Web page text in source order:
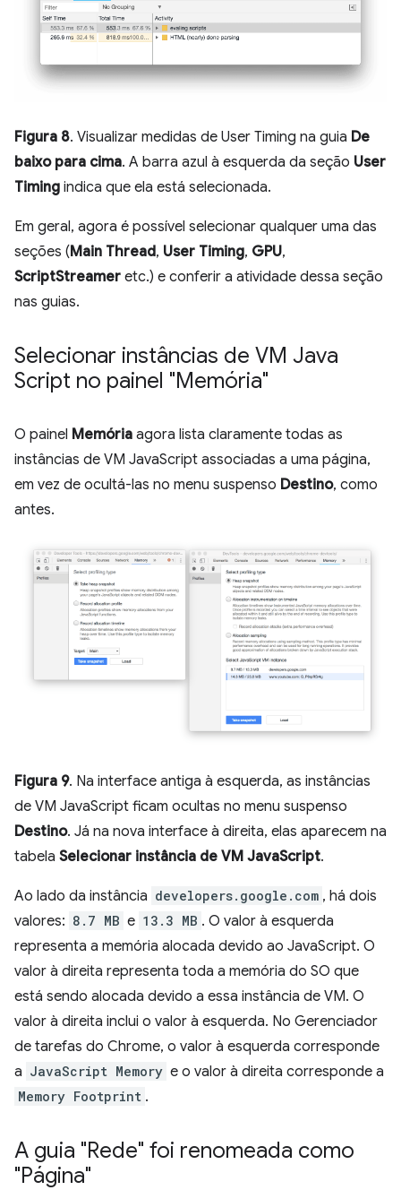
Figura 8. Visualizar medidas de User Timing na guia De
baixo para cima. A barra azul à esquerda da seção User
Timing indica que ela está selecionada.
Em geral, agora é possível selecionar qualquer uma das
seções (Main Thread, User Timing, GPU,
ScriptStreamer etc.) e conferir a atividade dessa seção
nas guias.
Selecionar instâncias de VM Java
Script no painel "Memória"
O painel Memória agora lista claramente todas as
instâncias de VM JavaScript associadas a uma página,
em vez de ocultá-las no menu suspenso Destino, como
antes.
Figura 9. Na interface antiga à esquerda, as instâncias
de VM JavaScript ficam ocultas no menu suspenso
Destino. Já na nova interface à direita, elas aparecem na
tabela Selecionar instância de VM JavaScript.
Ao lado da instância developers.google.com , há dois
valores: 8.7 MB e 13.3 MB . O valor à esquerda
representa a memória alocada devido ao JavaScript. O
valor à direita representa toda a memória do SO que
está sendo alocada devido a essa instância de VM. O
valor à direita inclui o valor à esquerda. No Gerenciador
de tarefas do Chrome, o valor à esquerda corresponde
a JavaScript Memory e o valor à direita corresponde a
Memory Footprint .
A guia "Rede" foi renomeada como
"Página"